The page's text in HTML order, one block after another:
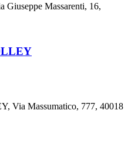
Giuseppe Massarenti, 16,
Via Massumatico, 777, 40018